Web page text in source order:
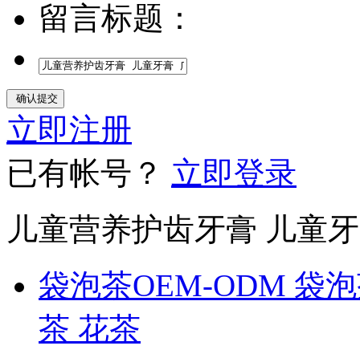
留言标题：
立即注册
已有帐号？ 立即登录
儿童营养护齿牙膏 儿童
袋泡茶OEM-ODM 袋
茶 花茶